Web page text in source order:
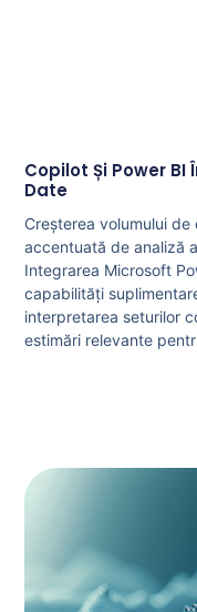
Copilot Și Power
Date
Creșterea volumului
accentuată de analiză
Integrarea Microsoft
capabilități
interpretarea seturilor
estimări relevante